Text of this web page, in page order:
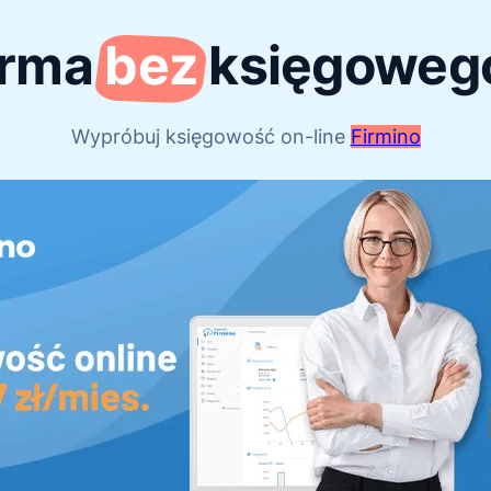
bez
Wypróbuj księgowość on-line Firmino